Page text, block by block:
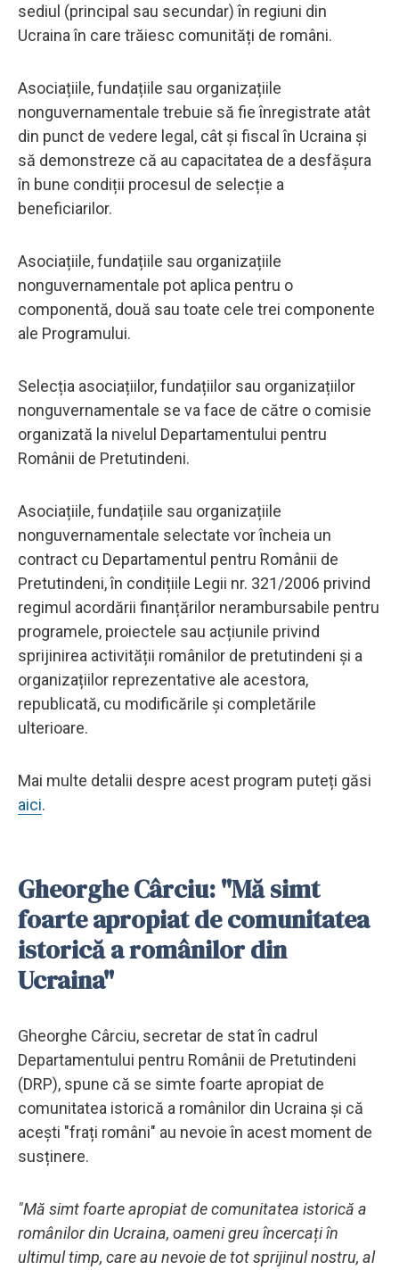
sediul (principal sau secundar) în regiuni din
Ucraina în care trăiesc comunități de români.
Asociațiile, fundațiile sau organizațiile
nonguvernamentale trebuie să fie înregistrate atât
din punct de vedere legal, cât și fiscal în Ucraina și
să demonstreze că au capacitatea de a desfășura
în bune condiții procesul de selecție a
beneficiarilor.
Asociațiile, fundațiile sau organizațiile
nonguvernamentale pot aplica pentru o
componentă, două sau toate cele trei componente
ale Programului.
Selecția asociațiilor, fundațiilor sau organizațiilor
nonguvernamentale se va face de către o comisie
organizată la nivelul Departamentului pentru
Românii de Pretutindeni.
Asociațiile, fundațiile sau organizațiile
nonguvernamentale selectate vor încheia un
contract cu Departamentul pentru Românii de
Pretutindeni, în condițiile Legii nr. 321/2006 privind
regimul acordării finanțărilor nerambursabile pentru
programele, proiectele sau acțiunile privind
sprijinirea activității românilor de pretutindeni și a
organizațiilor reprezentative ale acestora,
republicată, cu modificările și completările
ulterioare.
Mai multe detalii despre acest program puteți găsi
aici.
Gheorghe Cârciu: "Mă simt
foarte apropiat de comunitatea
istorică a românilor din
Ucraina"
Gheorghe Cârciu, secretar de stat în cadrul
Departamentului pentru Românii de Pretutindeni
(DRP), spune că se simte foarte apropiat de
comunitatea istorică a românilor din Ucraina și că
acești "frați români" au nevoie în acest moment de
susținere.
"Mă simt foarte apropiat de comunitatea istorică a
românilor din Ucraina, oameni greu încercați în
ultimul timp, care au nevoie de tot sprijinul nostru, al